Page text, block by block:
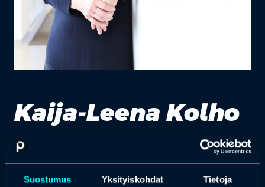
Suostumus Yksityiskohdat Tietoja
Kaija-Leena Kolho
Professori Kaija-Leena Kolho on lastentautiopin professori